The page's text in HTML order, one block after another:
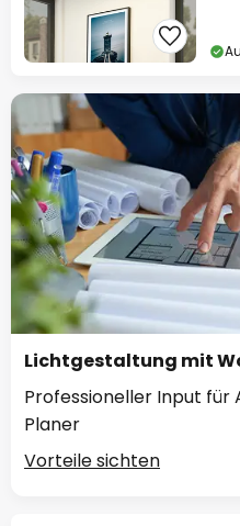
Lichtgestaltung mit
Professioneller Input für
Planer
Vorteile sichten